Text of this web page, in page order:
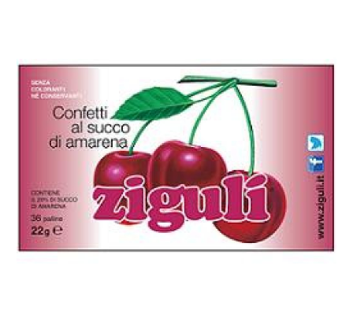
Anticellulite e Fanghi: Sconto fino al 40% valido
oggi!